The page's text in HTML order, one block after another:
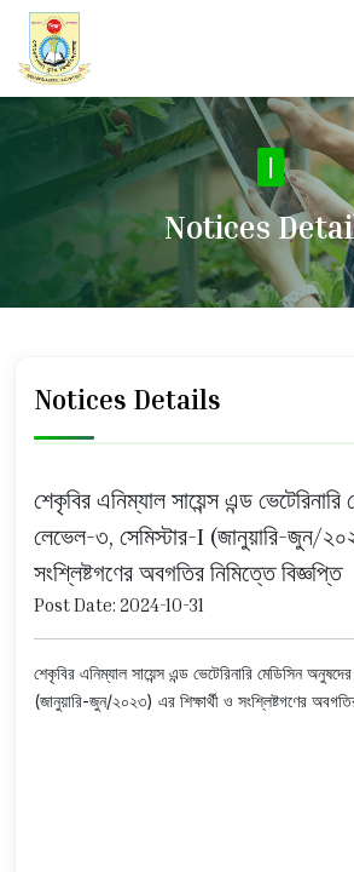
Notices
Notices Details
শেকৃবির এনিম্যাল সায়েন্স এন্ড
লেভেল-৩, সেমিস্টার-I (জানুয়ারি-জুন/
সংশ্লিষ্টগণের অবগতির নিমিত্তে বিজ্ঞপ্তি
Post Date: 2024-10-31
শেকৃবির এনিম্যাল সায়েন্স এন্ড ভেটেরিনারি মেডিসিন
(জানুয়ারি-জুন/২০২৩) এর শিক্ষার্থী ও সংশ্লিষ্টগণের